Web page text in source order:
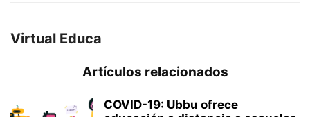
Virtual Educa
Artículos relacionados
COVID-19: Ubbu ofrece